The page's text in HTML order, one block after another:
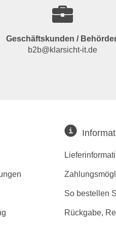
Geschäftskunden /
b2b@klarsicht-it.de
So bestellen
Rückgabe,